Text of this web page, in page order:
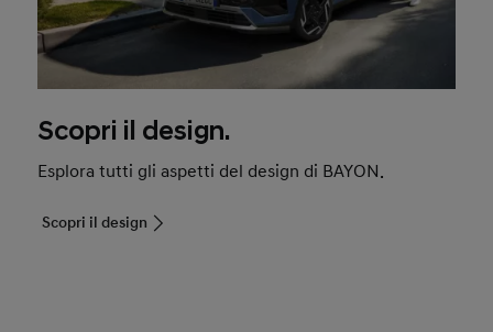
Scopri il design.
Esplora tutti gli aspetti del design di BAYON.
Scopri il design